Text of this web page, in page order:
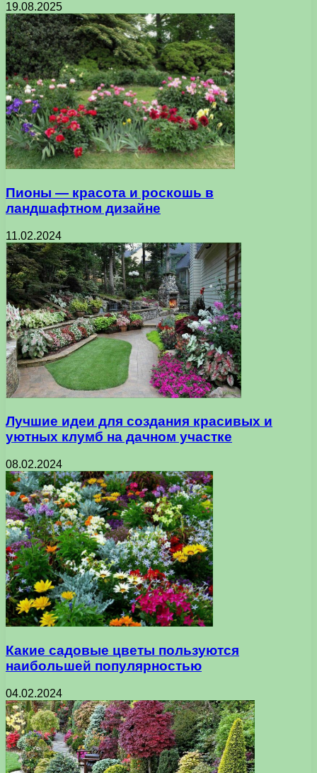
19.08.2025
Пионы — красота и роскошь в
ландшафтном дизайне
11.02.2024
Лучшие идеи для создания красивых и
уютных клумб на дачном участке
08.02.2024
Какие садовые цветы пользуются
наибольшей популярностью
04.02.2024